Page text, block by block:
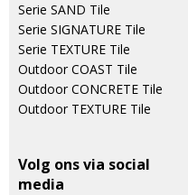
Serie SAND Tile
Serie SIGNATURE Tile
Serie TEXTURE Tile
Outdoor COAST Tile
Outdoor CONCRETE Tile
Outdoor TEXTURE Tile
Volg ons via social
media